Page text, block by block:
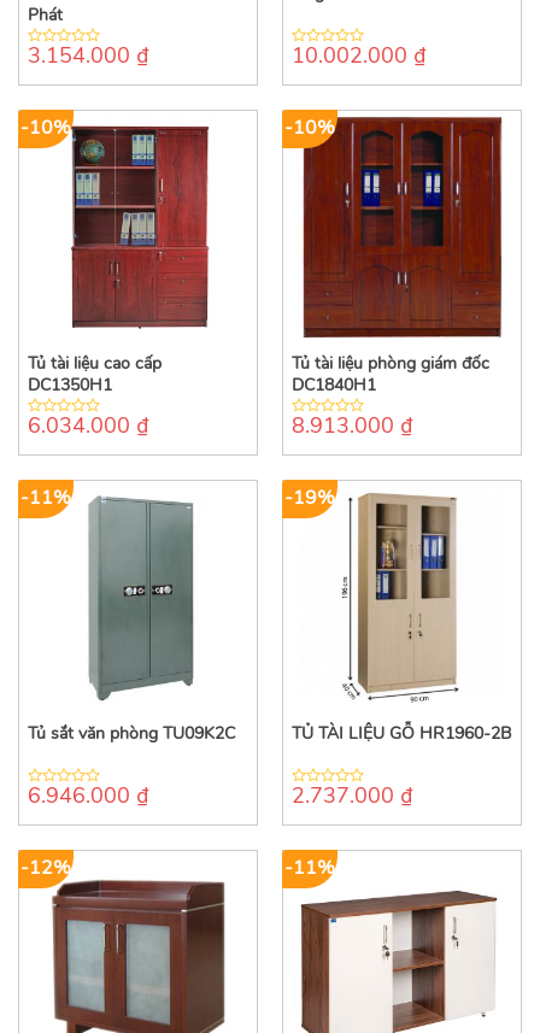
Phát
0
of
3.154.000 ₫
0
of
10.002.000 ₫
-10%
Tủ tài liệu cao cấp
DC1350H1
0
of
6.034.000 ₫
-10%
Tủ tài liệu phòng giám đốc
DC1840H1
0
of
8.913.000 ₫
-11%
Tủ sắt văn phòng TU09K2C
0
of
6.946.000 ₫
-19%
TỦ TÀI LIỆU GỖ HR1960-2B
0
of
2.737.000 ₫
-12% -11%